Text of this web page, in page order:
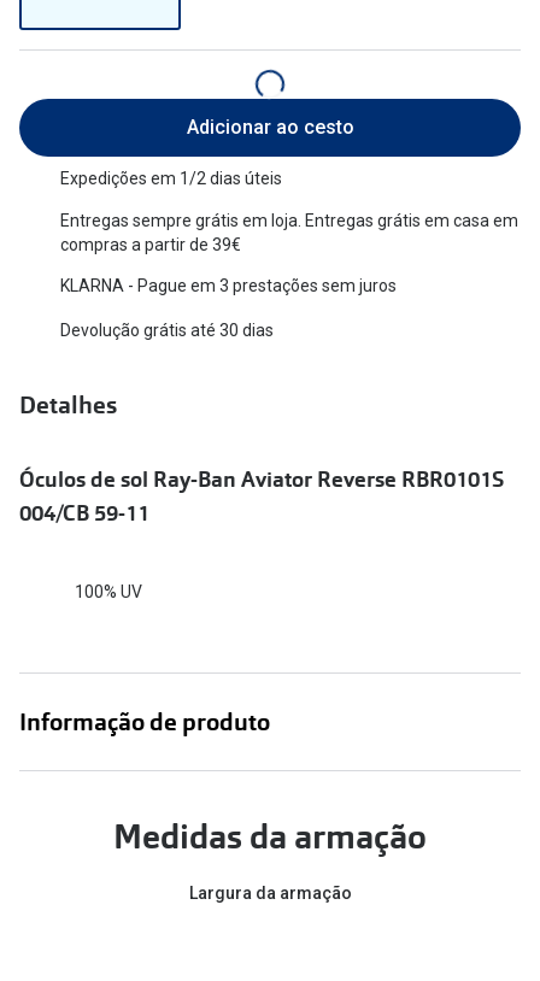
Todas as marcas
DbyD
Unofficial
Seen
Formatos
Quadrados
🆕 Guia de Compras para o formato do seu
rosto
Lifestyle
Saiba mais sobre as suas marcas favoritas
Escolha
Adicionar ao cesto
Expedições em 1/2 dias úteis
Entregas sempre grátis em loja. Entregas grátis em casa em
compras a partir de 39€
KLARNA - Pague em 3 prestações sem juros
Devolução grátis até 30 dias
Detalhes
Óculos de sol Ray-Ban Aviator Reverse RBR0101S
004/CB 59-11
100% UV
Informação de produto
Medidas da armação
Largura da armação